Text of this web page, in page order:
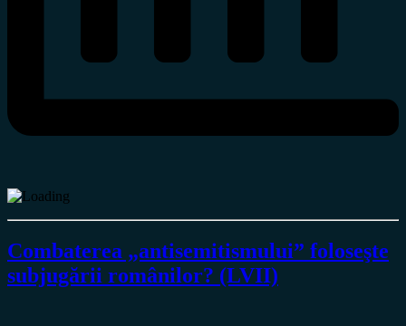
Combaterea „antisemitismului” foloseşte
subjugării românilor? (LVII)